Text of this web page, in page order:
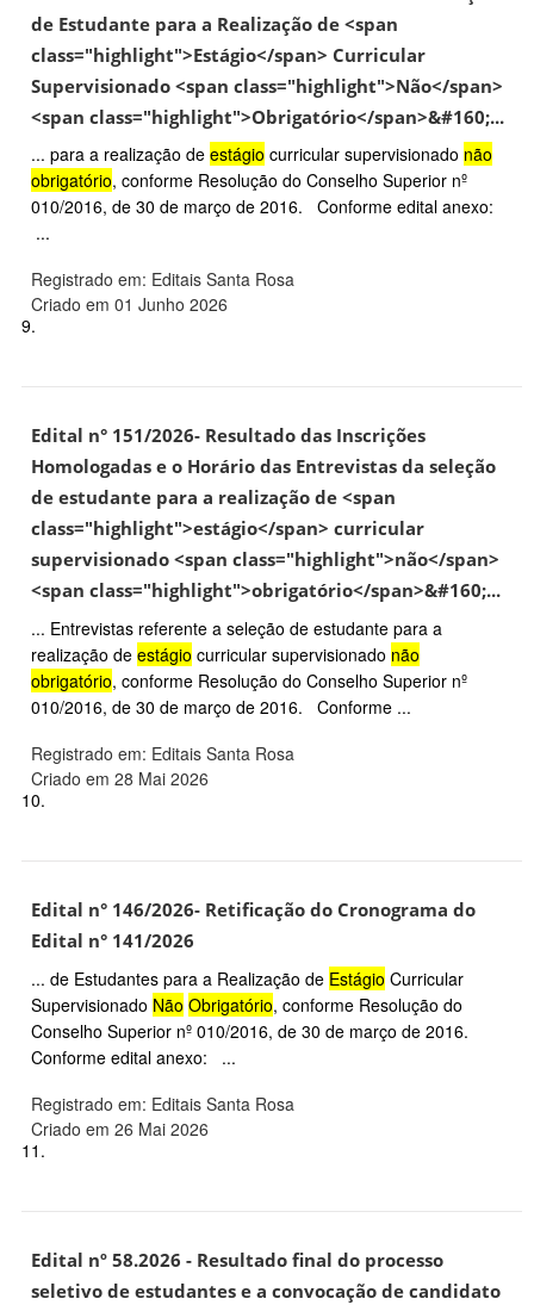
de Estudante para a Realização de <span
class="highlight">Estágio</span> Curricular
Supervisionado <span class="highlight">Não</span>
<span class="highlight">Obrigatório</span>&#160;...
... para a realização de estágio curricular supervisionado não
obrigatório, conforme Resolução do Conselho Superior nº
010/2016, de 30 de março de 2016. Conforme edital anexo:
...
Registrado em: Editais Santa Rosa
Criado em 01 Junho 2026
9.
Edital n° 151/2026- Resultado das Inscrições
Homologadas e o Horário das Entrevistas da seleção
de estudante para a realização de <span
class="highlight">estágio</span> curricular
supervisionado <span class="highlight">não</span>
<span class="highlight">obrigatório</span>&#160;...
... Entrevistas referente a seleção de estudante para a
realização de estágio curricular supervisionado não
obrigatório, conforme Resolução do Conselho Superior nº
010/2016, de 30 de março de 2016. Conforme ...
Registrado em: Editais Santa Rosa
Criado em 28 Mai 2026
10.
Edital n° 146/2026- Retificação do Cronograma do
Edital n° 141/2026
... de Estudantes para a Realização de Estágio Curricular
Supervisionado Não Obrigatório, conforme Resolução do
Conselho Superior nº 010/2016, de 30 de março de 2016.
Conforme edital anexo: ...
Registrado em: Editais Santa Rosa
Criado em 26 Mai 2026
11.
Edital nº 58.2026 - Resultado final do processo
seletivo de estudantes e a convocação de candidato